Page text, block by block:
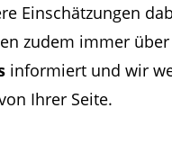
Einschätzungen
zudem immer
informiert und wir
Ihrer Seite.